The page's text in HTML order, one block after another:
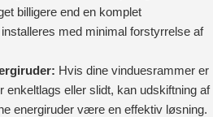
billigere end en komplet
med minimal forstyrrelse af
Hvis dine vinduesrammer er
enkeltlags eller slidt, kan udskiftning af
energiruder være en effektiv løsning.